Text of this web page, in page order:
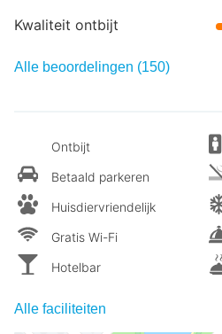
Kwaliteit ontbijt
Alle beoordelingen (150)
Ontbijt
Betaald parkeren
Huisdiervriendelijk
Gratis Wi-Fi
Hotelbar
Alle faciliteiten